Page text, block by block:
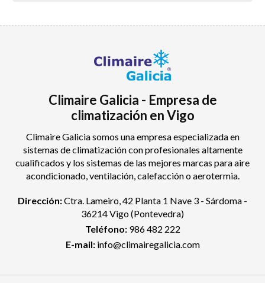
Climaire Galicia - Empresa de
climatización en Vigo
Climaire Galicia somos una empresa especializada en
sistemas de climatización con profesionales altamente
cualificados y los sistemas de las mejores marcas para aire
acondicionado, ventilación, calefacción o aerotermia.
Dirección:Ctra. Lameiro, 42 Planta 1 Nave 3 - Sárdoma -
36214 Vigo(Pontevedra)
Teléfono: 986 482 222
E-mail:info@climairegalicia.com